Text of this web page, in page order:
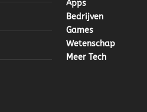
Apps
Bedrijven
Games
Wetenschap
Meer Tech